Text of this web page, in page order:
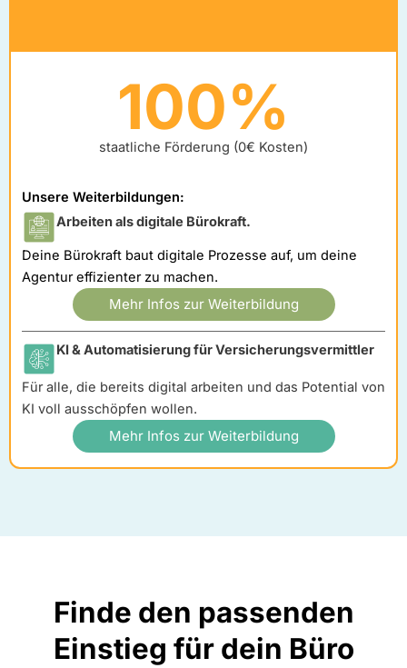
100%
staatliche Förderung (0€ Kosten)
Unsere Weiterbildungen:
Arbeiten als digitale Bürokraft.
Deine Bürokraft baut digitale Prozesse auf, um deine
Agentur effizienter zu machen.
Mehr Infos zur Weiterbildung
KI & Automatisierung für Versicherungsvermittler
Für alle, die bereits digital arbeiten und das Potential von
KI voll ausschöpfen wollen.
Mehr Infos zur Weiterbildung
Finde den passenden
Einstieg für dein Büro